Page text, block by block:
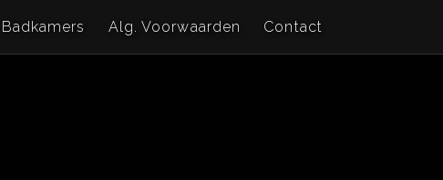
Badkamers Alg. Voorwaarden Contact